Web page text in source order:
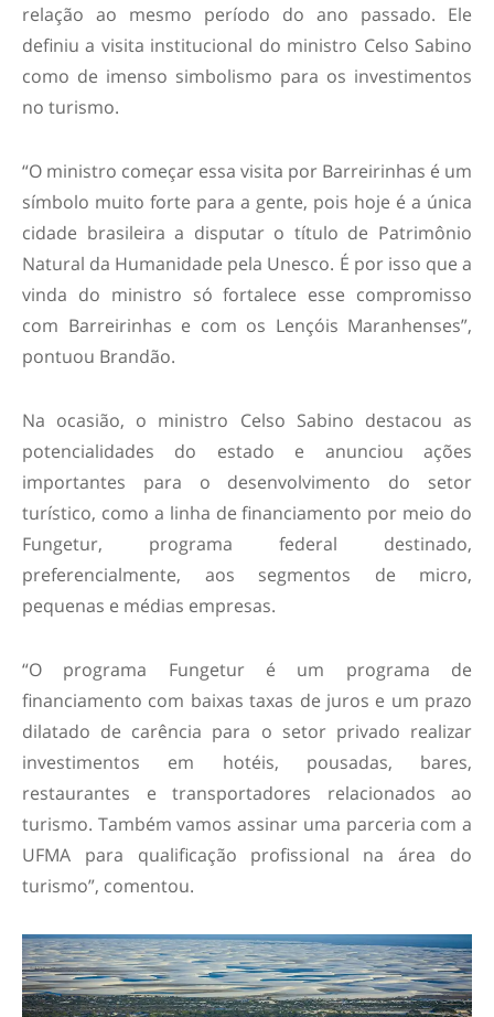
relação ao mesmo período do ano passado. Ele
definiu a visita institucional do ministro Celso Sabino
como de imenso simbolismo para os investimentos
no turismo.
“O ministro começar essa visita por Barreirinhas é um
símbolo muito forte para a gente, pois hoje é a única
cidade brasileira a disputar o título de Patrimônio
Natural da Humanidade pela Unesco. É por isso que a
vinda do ministro só fortalece esse compromisso
com Barreirinhas e com os Lençóis Maranhenses”,
pontuou Brandão.
Na ocasião, o ministro Celso Sabino destacou as
potencialidades do estado e anunciou ações
importantes para o desenvolvimento do setor
turístico, como a linha de financiamento por meio do
Fungetur, programa federal destinado,
preferencialmente, aos segmentos de micro,
pequenas e médias empresas.
“O programa Fungetur é um programa de
financiamento com baixas taxas de juros e um prazo
dilatado de carência para o setor privado realizar
investimentos em hotéis, pousadas, bares,
restaurantes e transportadores relacionados ao
turismo. Também vamos assinar uma parceria com a
UFMA para qualificação profissional na área do
turismo”, comentou.